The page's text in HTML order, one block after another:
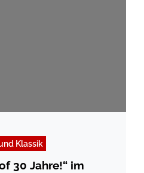
Klassik
30 Jahre!“ im